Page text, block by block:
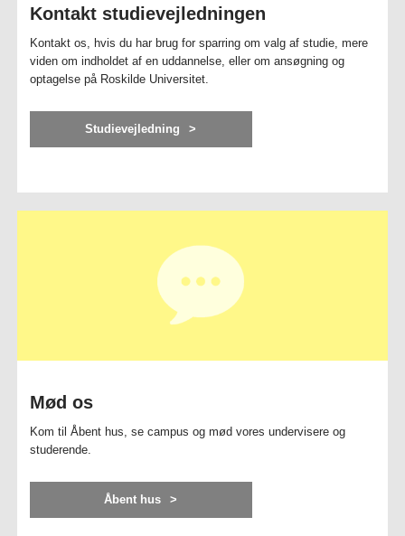
Kontakt studievejledningen
Kontakt os, hvis du har brug for sparring om valg af studie, mere
viden om indholdet af en uddannelse, eller om ansøgning og
optagelse på Roskilde Universitet.
Studievejledning
Mød os
Kom til Åbent hus, se campus og mød vores undervisere og
studerende.
Åbent hus